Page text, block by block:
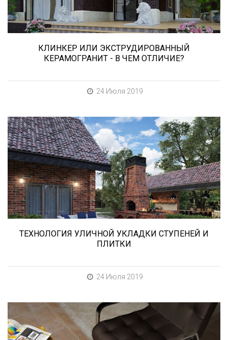
мангала, барбекю, лестниц и...
КЛИНКЕР ИЛИ ЭКСТРУДИРОВАННЫЙ
КЕРАМОГРАНИТ - В ЧЕМ ОТЛИЧИЕ?
24 Июля 2019
В этой статье мы расскажем о том, что
нужно учесть при выборе и укладке уличных
облицовочных материалов (ступени и плитка).
ТЕХНОЛОГИЯ УЛИЧНОЙ УКЛАДКИ СТУПЕНЕЙ И
ПЛИТКИ
24 Июля 2019
При выборе любой плитки важно важны не
только цвет и размер, но и ее